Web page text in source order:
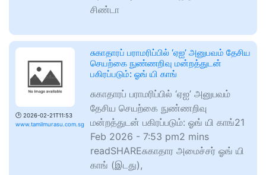
சிண்டா
🕑 2026-02-21T11:53
www.tamilmurasu.com.sg
சுகாதாரப் பராமரிப்பில் ‘ஏஐ’ அனுபவம் தேசிய
செயற்கை நுண்ணறிவு மன்றத்துடன்
பகிரப்படும்: ஓங் யி காங்
சுகாதாரப் பராமரிப்பில் ‘ஏஐ’ அனுபவம்
தேசிய செயற்கை நுண்ணறிவு
மன்றத்துடன் பகிரப்படும்: ஓங் யி காங்21
Feb 2026 - 7:53 pm2 mins
readSHAREசுகாதார அமைச்சர் ஓங் யி
காங் (இடது),